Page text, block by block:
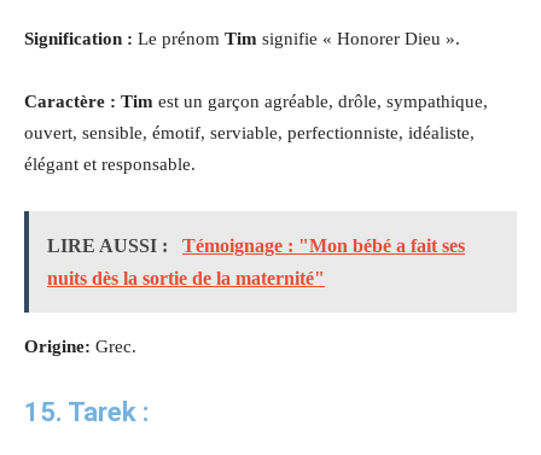
Signification : Le prénom Tim signifie « Honorer Dieu ».
Caractère : Tim est un garçon agréable, drôle, sympathique,
ouvert, sensible, émotif, serviable, perfectionniste, idéaliste,
élégant et responsable.
LIRE AUSSI :
Témoignage : "Mon bébé a fait ses
nuits dès la sortie de la maternité"
Origine: Grec.
15. Tarek :